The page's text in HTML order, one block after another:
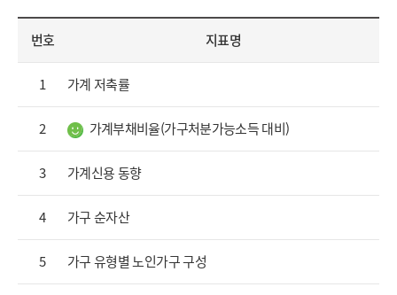
번호 지표명
1 가계 저축률
2 가계부채비율(가구처분가능소득 대비)
3 가계신용 동향
4 가구 순자산
5 가구 유형별 노인가구 구성